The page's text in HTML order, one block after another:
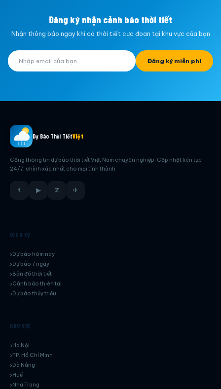
Đăng ký nhận cảnh báo thời tiết
Nhận thông báo ngay khi có thời tiết cực đoan tại khu vực của bạn
Đăng ký miễn phí
Dự Báo Thời TiếtViệt
Cổng thông tin dự báo thời tiết Việt Nam chuyên nghiệp. Cập nhật liên tục
24/7, chính xác nhất cho mọi tỉnh thành.
f ▶ Z ✈
DỊCH VỤ
Dự báo hôm nay
Dự báo 7 ngày
Bản đồ thời tiết
Cảnh báo thiên tai
Dự báo thủy triều
KHU VỰC
Hà Nội
TP. Hồ Chí Minh
Dà Nẵng
Huế
Nha Trang